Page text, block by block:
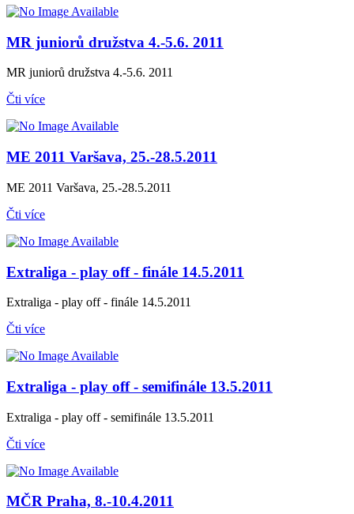
MR juniorů družstva 4.-5.6. 2011
MR juniorů družstva 4.-5.6. 2011
Čti více
ME 2011 Varšava, 25.-28.5.2011
ME 2011 Varšava, 25.-28.5.2011
Čti více
Extraliga - play off - finále 14.5.2011
Extraliga - play off - finále 14.5.2011
Čti více
Extraliga - play off - semifinále 13.5.2011
Extraliga - play off - semifinále 13.5.2011
Čti více
MČR Praha, 8.-10.4.2011